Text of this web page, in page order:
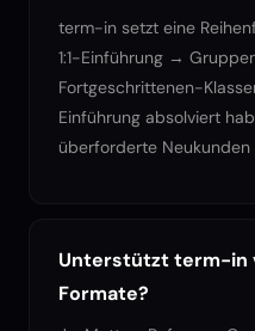
term-in setzt eine
1:1-Einführung →
Fortgeschrittenen-
Einführung absolviert
überforderte
Unterstützt term-in
Formate?